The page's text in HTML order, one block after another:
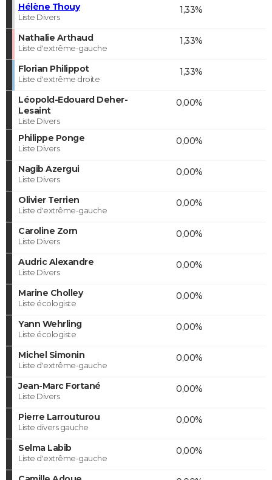
Hélène Thouy
Liste Divers
1,33%
Nathalie Arthaud
Liste d'extrême-gauche
1,33%
Florian Philippot
Liste d'extrême droite
1,33%
Léopold-Edouard Deher-
Lesaint
Liste Divers
0,00%
Philippe Ponge
Liste Divers
0,00%
Nagib Azergui
Liste Divers
0,00%
Olivier Terrien
Liste d'extrême-gauche
0,00%
Caroline Zorn
Liste Divers
0,00%
Audric Alexandre
Liste Divers
0,00%
Marine Cholley
Liste écologiste
0,00%
Yann Wehrling
Liste écologiste
0,00%
Michel Simonin
Liste d'extrême-gauche
0,00%
Jean-Marc Fortané
Liste Divers
0,00%
Pierre Larrouturou
Liste divers gauche
0,00%
Selma Labib
Liste d'extrême-gauche
0,00%